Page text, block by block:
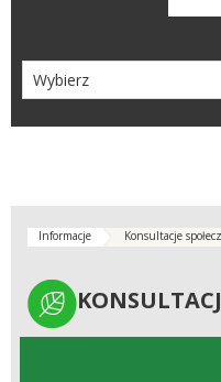
Informacje Konsultacje